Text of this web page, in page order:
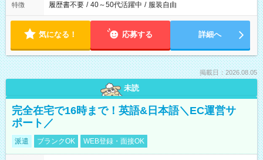
特徴 履歴書不要 / 40～50代活躍中 / 服装自由
気になる！ 応募する 詳細へ
掲載日：2026.08.05
未読
完全在宅で16時まで！英語&日本語＼EC運営サ
ポート／
派遣 ブランクOK WEB登録・面接OK